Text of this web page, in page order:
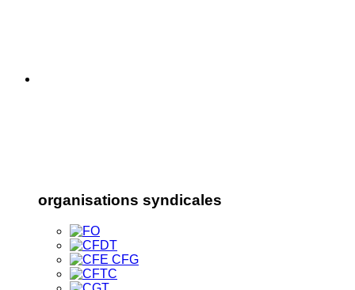
organisations syndicales